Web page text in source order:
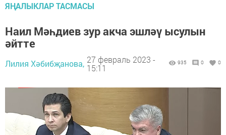
ЯҢАЛЫКЛАР ТАСМАСЫ
Наил Мәһдиев зур акча эшләү ысулын
әйтте
Лилия Хәбибҗанова, 27 февраль 2023 -
15:11
935 0 0